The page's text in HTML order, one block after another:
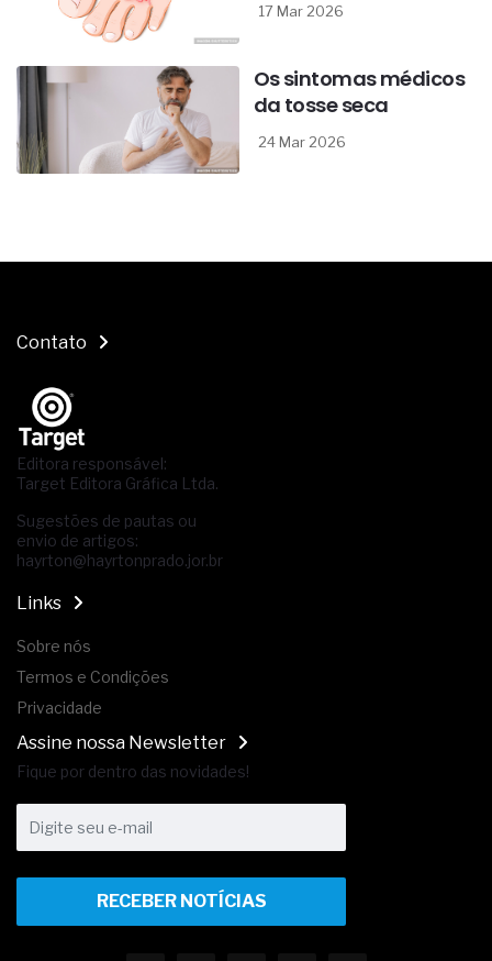
17 Mar 2026
Os sintomas médicos
da tosse seca
24 Mar 2026
Contato
Editora responsável:
Target Editora Gráfica Ltda.
Sugestões de pautas ou
envio de artigos:
hayrton@hayrtonprado.jor.br
Links
Sobre nós
Termos e Condições
Privacidade
Assine nossa Newsletter
Fique por dentro das novidades!
RECEBER NOTÍCIAS